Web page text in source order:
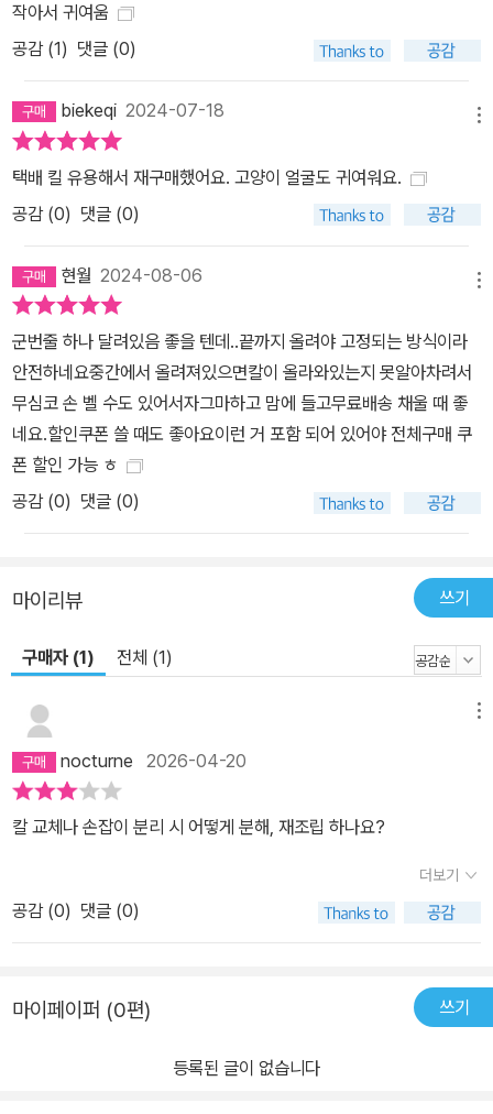
작아서 귀여움
공감 (1) 댓글 (0)
biekeqi 2024-07-18
택배 킬 유용해서 재구매했어요. 고양이 얼굴도 귀여워요.
공감 (0) 댓글 (0)
현월 2024-08-06
군번줄 하나 달려있음 좋을 텐데..끝까지 올려야 고정되는 방식이라
안전하네요중간에서 올려져있으면칼이 올라와있는지 못알아차려서
무심코 손 벨 수도 있어서자그마하고 맘에 들고무료배송 채울 때 좋
네요.할인쿠폰 쓸 때도 좋아요이런 거 포함 되어 있어야 전체구매 쿠
폰 할인 가능 ㅎ
공감 (0) 댓글 (0)
마이리뷰 쓰기
구매자 (1) 전체 (1)
nocturne 2026-04-20
칼 교체나 손잡이 분리 시 어떻게 분해, 재조립 하나요?
더보기
공감 (0) 댓글 (0)
마이페이퍼 (0편) 쓰기
등록된 글이 없습니다